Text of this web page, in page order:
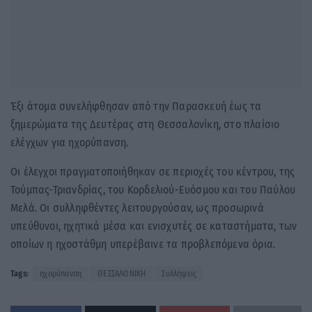
Έξι άτομα συνελήφθησαν από την Παρασκευή έως τα
ξημερώματα της Δευτέρας στη Θεσσαλονίκη, στο πλαίσιο
ελέγχων για ηχορύπανση.
Οι έλεγχοι πραγματοποιήθηκαν σε περιοχές του κέντρου, της
Τούμπας-Τριανδρίας, του Κορδελιού-Ευόσμου και του Παύλου
Μελά. Οι συλληφθέντες λειτουργούσαν, ως προσωρινά
υπεύθυνοι, ηχητικά μέσα και ενισχυτές σε καταστήματα, των
οποίων η ηχοστάθμη υπερέβαινε τα προβλεπόμενα όρια.
Tags: ηχορύπανση ΘΕΣΣΑΛΟΝΙΚΗ Συλλήψεις